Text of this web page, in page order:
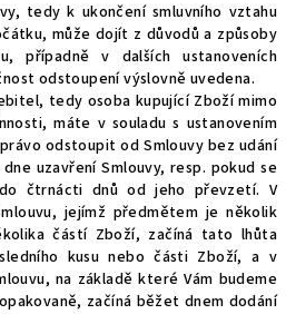
tedy k ukončení smluvního vztahu
může dojít z důvodů a způsoby
případně v dalších ustanoveních
odstoupení výslovně uvedena.
tedy osoba kupující Zboží mimo
máte v souladu s ustanovením
odstoupit od Smlouvy bez udání
uzavření Smlouvy, resp. pokud se
čtrnácti dnů od jeho převzetí. V
jejímž předmětem je několik
částí Zboží, začíná tato lhůta
kusu nebo části Zboží, a v
na základě které Vám budeme
začíná běžet dnem dodání